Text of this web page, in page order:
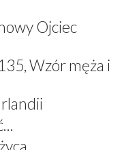
Ojciec
Wzór męża i